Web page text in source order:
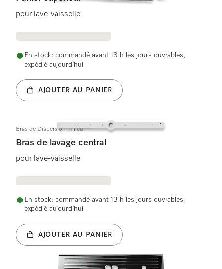
pour lave-vaisselle
En stock : commandé avant 13 h les jours ouvrables,
expédié aujourd’hui
AJOUTER AU PANIER
Bras de Dispersion milieu
Bras de lavage central
pour lave-vaisselle
En stock : commandé avant 13 h les jours ouvrables,
expédié aujourd’hui
AJOUTER AU PANIER